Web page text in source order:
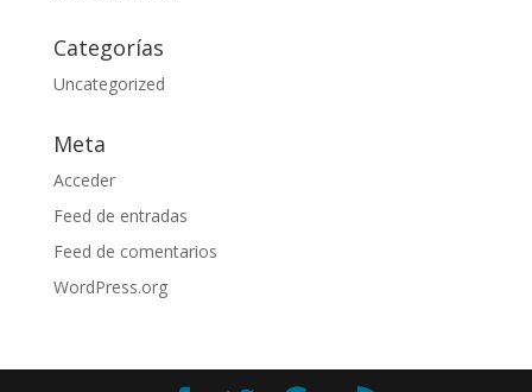
Categorías
Uncategorized
Meta
Acceder
Feed de entradas
Feed de comentarios
WordPress.org